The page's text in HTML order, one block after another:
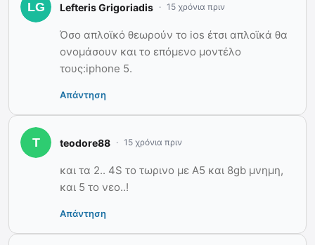
Lefteris Grigoriadis 15 χρόνια πριν
Όσο απλοϊκό θεωρούν το ios έτσι απλοϊκά θα
ονομάσουν και το επόμενο μοντέλο
τους:iphone 5.
Απάντηση
teodore88 15 χρόνια πριν
και τα 2.. 4S το τωρινο με Α5 και 8gb μνημη,
και 5 το νεο..!
Απάντηση